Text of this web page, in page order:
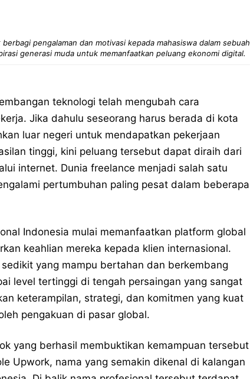
berbagi pengalaman dan motivasi kepada mahasiswa dalam sebuah
generasi muda untuk memanfaatkan peluang ekonomi digital.
teknologi telah mengubah cara
Jika dahulu seseorang harus berada di kota
luar negeri untuk mendapatkan pekerjaan
tinggi, kini peluang tersebut dapat diraih dari
internet. Dunia freelance menjadi salah satu
pertumbuhan paling pesat dalam beberapa
Indonesia mulai memanfaatkan platform global
keahlian mereka kepada klien internasional.
yang mampu bertahan dan berkembang
level tertinggi di tengah persaingan yang sangat
keterampilan, strategi, dan komitmen yang kuat
pengakuan di pasar global.
yang berhasil membuktikan kemampuan tersebut
Upwork, nama yang semakin dikenal di kalangan